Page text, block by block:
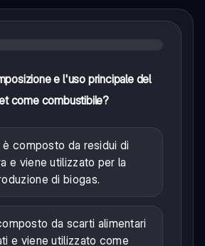
e l'uso principale del
come combustibile?
composto da residui di
e viene utilizzato per la
di biogas.
da scarti alimentari
e viene utilizzato come